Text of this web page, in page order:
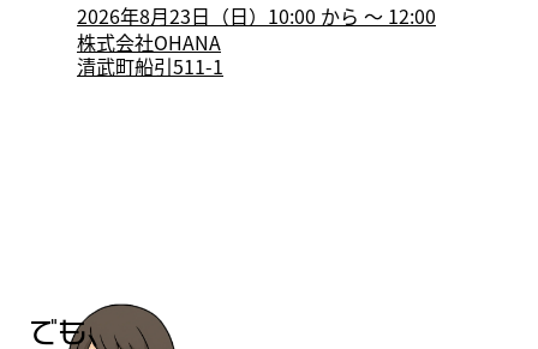
2026年8月23日（日）10:00 から 〜 12:00
株式会社OHANA
清武町船引511-1
でも、